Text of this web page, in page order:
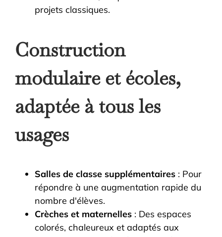
projets classiques.
Construction
modulaire et écoles,
adaptée à tous les
usages
Salles de classe supplémentaires: Pour
répondre à une augmentation rapide du
nombre d'élèves.
Crèches et maternelles: Des espaces
colorés, chaleureux et adaptés aux